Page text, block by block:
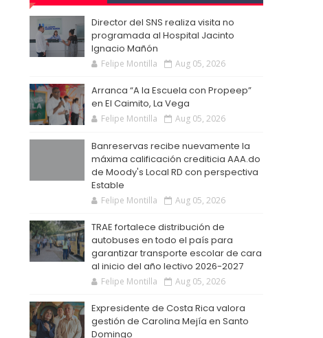
Director del SNS realiza visita no
programada al Hospital Jacinto
Ignacio Mañón
Felipe Montilla Aug 05, 2026
Arranca “A la Escuela con Propeep”
en El Caimito, La Vega
Felipe Montilla Aug 05, 2026
Banreservas recibe nuevamente la
máxima calificación crediticia AAA.do
de Moody's Local RD con perspectiva
Estable
Felipe Montilla Aug 05, 2026
TRAE fortalece distribución de
autobuses en todo el país para
garantizar transporte escolar de cara
al inicio del año lectivo 2026-2027
Felipe Montilla Aug 05, 2026
Expresidente de Costa Rica valora
gestión de Carolina Mejía en Santo
Domingo